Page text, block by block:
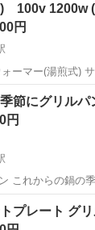
) 100v 1200w
円
手計の為、多少
理ナンバー C-1529 商品状態 中古品
岡駅 キッチン
節にグリルパ
円
これからの鍋の
うぞ 調理方法付
巻駅 キッチン家
プレート グ